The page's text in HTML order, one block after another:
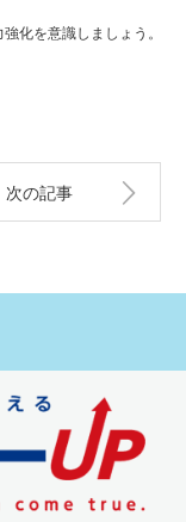
化を意識しましょう。
次の記事